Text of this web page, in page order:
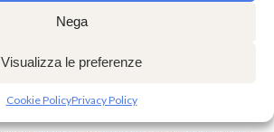
Nega
Visualizza le preferenze
Cookie PolicyPrivacy Policy